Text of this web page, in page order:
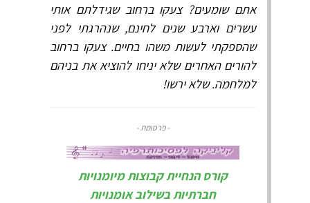
אתם שומעים? צעקו ברחוב שגידלתם אותי
עשרים וארבע שנים לחינם, שנהרגתי לפני
שהספקתי לעשות משהו בחיים. צעקו ברחוב
להורים האחרים שלא יניחו להוציא את בניהם
למלחמה. שלא ירשו!
- פרסומת -
קורס הנחיית קבוצות מיומנויות
חברתיות בשילוב אומנויות